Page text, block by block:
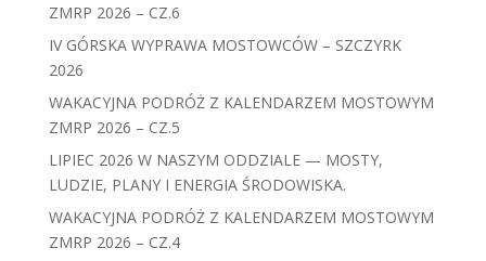
ZMRP 2026 – CZ.6
IV GÓRSKA WYPRAWA MOSTOWCÓW – SZCZYRK
2026
WAKACYJNA PODRÓŻ Z KALENDARZEM MOSTOWYM
ZMRP 2026 – CZ.5
LIPIEC 2026 W NASZYM ODDZIALE — MOSTY,
LUDZIE, PLANY I ENERGIA ŚRODOWISKA.
WAKACYJNA PODRÓŻ Z KALENDARZEM MOSTOWYM
ZMRP 2026 – CZ.4